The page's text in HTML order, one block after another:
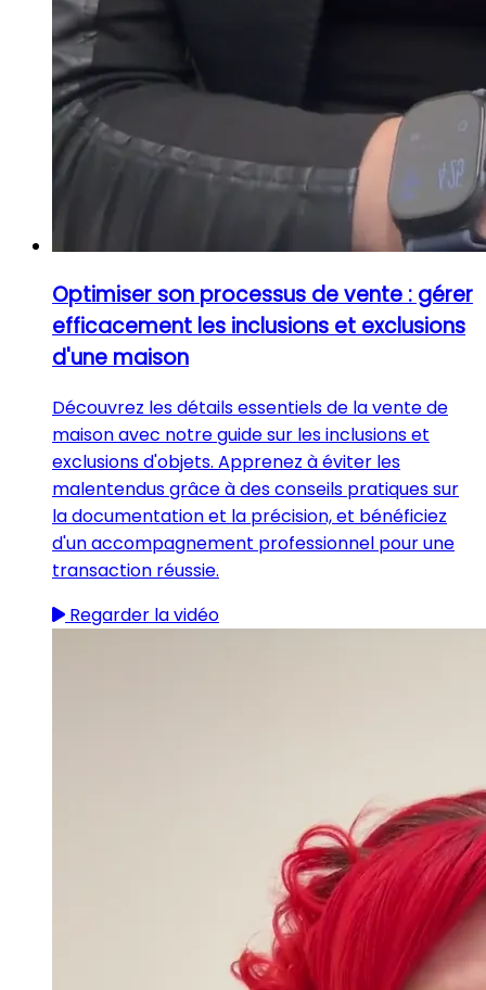
Optimiser son processus de vente : gérer
efficacement les inclusions et exclusions
d'une maison
Découvrez les détails essentiels de la vente de
maison avec notre guide sur les inclusions et
exclusions d'objets. Apprenez à éviter les
malentendus grâce à des conseils pratiques sur
la documentation et la précision, et bénéficiez
d'un accompagnement professionnel pour une
transaction réussie.
Regarder la vidéo